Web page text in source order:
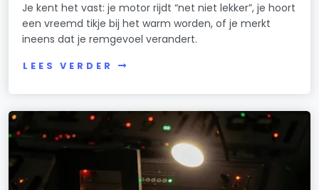
Je kent het vast: je motor rijdt “net niet lekker”, je hoort
een vreemd tikje bij het warm worden, of je merkt
ineens dat je remgevoel verandert.
LEES VERDER